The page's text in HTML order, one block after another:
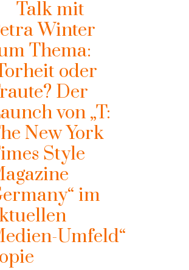
Talk mit
Winter
Thema:
oder
Der
von „T:
New York
Style
im
Umfeld“